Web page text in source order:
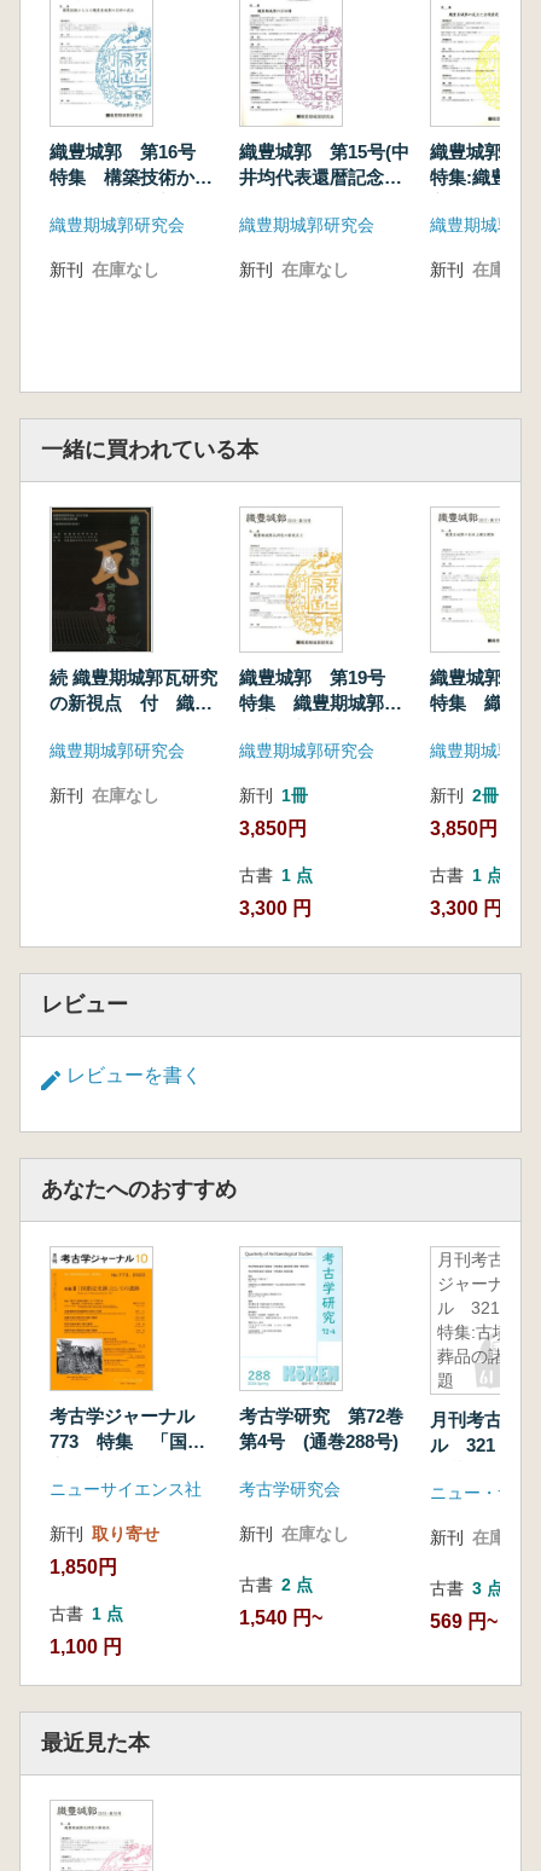
【発掘情報】
滋賀県立大学考古学研究室 美濃金山城跡の発
掘調査
【情報】
松下浩 2016年度刊行織豊期城郭関連文献一
覧
織豊城郭 第16号
特集 構築技術から
垣の成立
織豊期城郭研究会
新刊 在庫なし
織豊城郭 第15号(中
井均代表還暦記念
郭の石切場
織豊期城郭研究会
新刊 在庫なし
織豊城郭
特集:織豊系
織豊期城郭研
新刊 在庫なし
一緒に買われている本
続 織豊期城郭瓦研究
の新視点 付 織豊
織豊期城郭研究会
新刊 在庫なし
織豊城郭 第19号
特集 織豊期城郭瓦
織豊期城郭研究会
新刊 1冊
3,850円
古書 1 点
3,300 円
織豊城郭
特集 織豊系
織豊期城郭研
新刊 2冊
3,850円
古書 1 点
3,300 円
レビュー
レビューを書く
あなたへのおすすめ
考古学ジャーナル
773 特集 「国指
跡
ニューサイエンス社
新刊 取り寄せ
1,850円
古書 1 点
1,100 円
考古学研究 第72巻
第4号 (通巻288号)
考古学研究会
新刊 在庫なし
古書 2 点
1,540 円~
月刊考古学
ジャーナ
ル 321
特集:古墳副
葬品の諸問
題
月刊考古学
ル 321 特
ニュー・サイ
新刊 在庫なし
古書 3 点
569 円~
最近見た本